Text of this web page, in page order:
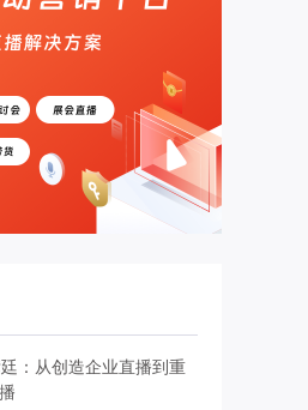
：从创造企业直播到重